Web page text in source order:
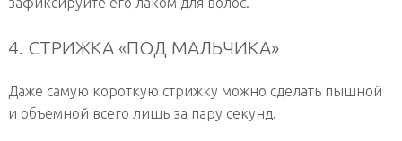
4. СТРИЖКА «ПОД МАЛЬЧИКА»
Даже самую короткую стрижку можно сделать пышной
и объемной всего лишь за пару секунд.